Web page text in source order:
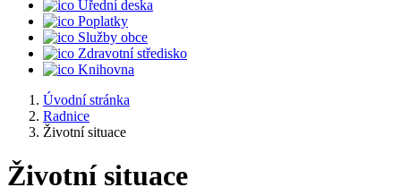
Úřední deska
Poplatky
Služby obce
Zdravotní středisko
Knihovna
Úvodní stránka
Radnice
Životní situace
Životní situace